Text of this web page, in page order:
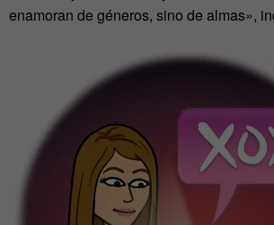
enamoran de géneros, sino de almas»,